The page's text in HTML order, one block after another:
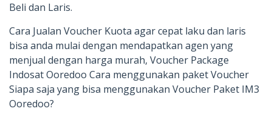
Beli dan Laris.
Cara Jualan Voucher Kuota agar cepat laku dan laris
bisa anda mulai dengan mendapatkan agen yang
menjual dengan harga murah, Voucher Package
Indosat Ooredoo Cara menggunakan paket Voucher
Siapa saja yang bisa menggunakan Voucher Paket IM3
Ooredoo?